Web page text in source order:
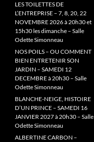
LES TOILETTES DE
L’ENTREPRISE – 7, 8, 20, 22
NOVEMBRE 2026 à 20h30 et
15h30 les dimanche – Salle
Odette Simonneau
NOS POILS – OU COMMENT
BIEN ENTRETENIR SON
JARDIN – SAMEDI 12
DECEMBRE à 20h30 – Salle
Odette Simonneau
BLANCHE-NEIGE, HISTOIRE
D’UN PRINCE – SAMEDI 16
JANVIER 2027 à 20h30 – Salle
Odette Simonneau
ALBERTINE CARBON –